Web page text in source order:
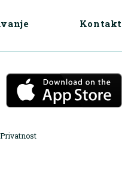
Kontakt
Privatnost